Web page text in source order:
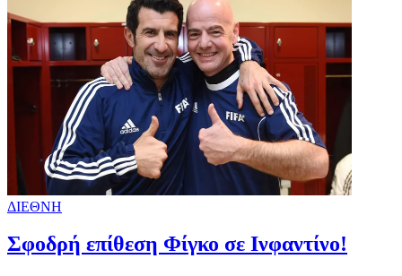
ΔΙΕΘΝΗ
Σφοδρή επίθεση Φίγκο σε Ινφαντίνο!